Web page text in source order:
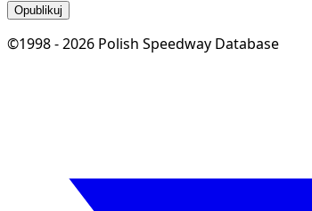
Opublikuj
©1998 - 2026 Polish Speedway Database